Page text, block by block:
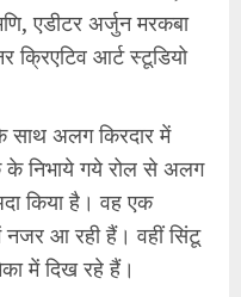
एडीटर अर्जुन मरकबा
क्रिएटिव आर्ट स्टूडियो
साथ अलग किरदार में
निभाये गये रोल से अलग
किया है। वह एक
नजर आ रही हैं। वहीं सिंटू
में दिख रहे हैं।